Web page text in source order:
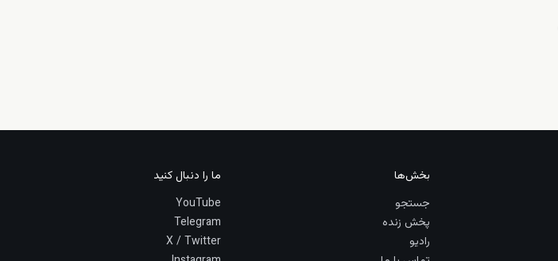
بخش‌ها
جستجو
پخش زنده
رادیو
ما را دنبال کنید
YouTube
Telegram
X / Twitter